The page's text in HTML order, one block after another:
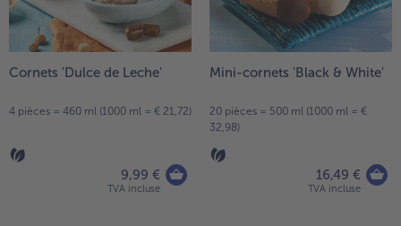
Cornets 'Dulce de Leche'
4 pièces = 460 ml (1000 ml = € 21,72)
9,99 €
TVA incluse
Mini-cornets 'Black & White'
20 pièces = 500 ml (1000 ml = €
32,98)
16,49 €
TVA incluse